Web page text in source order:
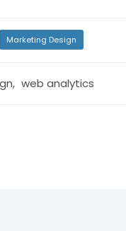
Marketing Design
, web analytics